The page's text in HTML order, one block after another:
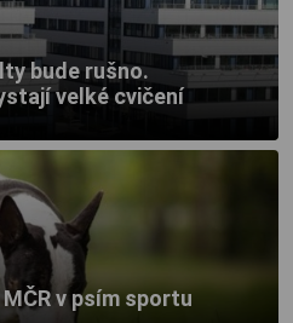
bude rušno.
velké cvičení
v psím sportu